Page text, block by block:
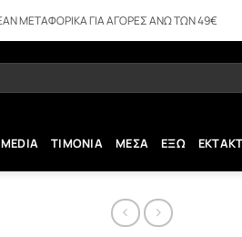
ΜΕΤΑΦΟΡΙΚΑ ΓΙΑ ΑΓΟΡΕΣ ΑΝΩ ΤΩΝ 49€
ΤΙΜΟΝΙΑ ΜΕΣΑ ΕΞΩ